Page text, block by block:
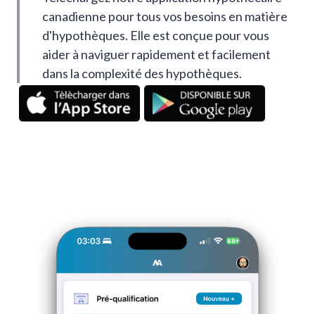
canadienne pour tous vos besoins en matière
d'hypothèques. Elle est conçue pour vous
aider à naviguer rapidement et facilement
dans la complexité des hypothèques.